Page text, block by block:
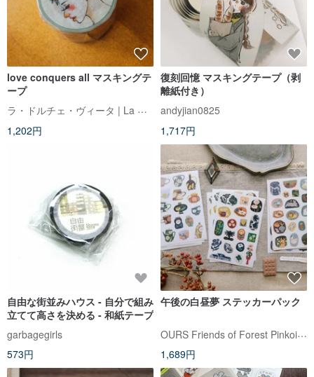
love conquers all マスキングテ
ープ
ラ・ドルチェ・ヴィータ | La Dolce Vita
1,202円
復刻回憶 マスキングテープ（剥
離紙付き）
andyjian0825
1,717円
自由な街並みハウス - 自分で組み
立てて高さを決める - 和紙テープ
garbagegirls
573円
午後の白昼夢 ステッカーパック
OURS Friends of Forest Pinkoi Shop
1,689円